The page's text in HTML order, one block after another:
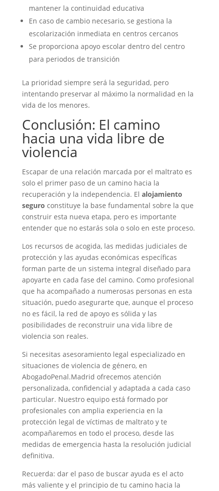
mantener la continuidad educativa
En caso de cambio necesario, se gestiona la
escolarización inmediata en centros cercanos
Se proporciona apoyo escolar dentro del centro
para periodos de transición
La prioridad siempre será la seguridad, pero
intentando preservar al máximo la normalidad en la
vida de los menores.
Conclusión: El camino
hacia una vida libre de
violencia
Escapar de una relación marcada por el maltrato es
solo el primer paso de un camino hacia la
recuperación y la independencia. El alojamiento
seguro constituye la base fundamental sobre la que
construir esta nueva etapa, pero es importante
entender que no estarás sola o solo en este proceso.
Los recursos de acogida, las medidas judiciales de
protección y las ayudas económicas específicas
forman parte de un sistema integral diseñado para
apoyarte en cada fase del camino. Como profesional
que ha acompañado a numerosas personas en esta
situación, puedo asegurarte que, aunque el proceso
no es fácil, la red de apoyo es sólida y las
posibilidades de reconstruir una vida libre de
violencia son reales.
Si necesitas asesoramiento legal especializado en
situaciones de violencia de género, en
AbogadoPenal.Madrid ofrecemos atención
personalizada, confidencial y adaptada a cada caso
particular. Nuestro equipo está formado por
profesionales con amplia experiencia en la
protección legal de víctimas de maltrato y te
acompañaremos en todo el proceso, desde las
medidas de emergencia hasta la resolución judicial
definitiva.
Recuerda: dar el paso de buscar ayuda es el acto
más valiente y el principio de tu camino hacia la